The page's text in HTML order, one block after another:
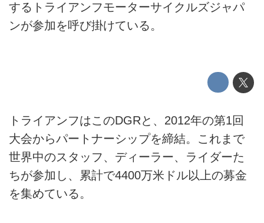
するトライアンフモーターサイクルズジャパ
ンが参加を呼び掛けている。
トライアンフはこのDGRと、2012年の第1回
大会からパートナーシップを締結。これまで
世界中のスタッフ、ディーラー、ライダーた
ちが参加し、累計で4400万米ドル以上の募金
を集めている。